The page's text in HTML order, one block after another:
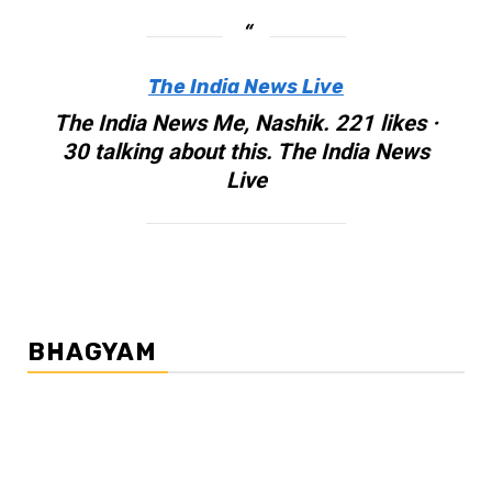
The India News Live
The India News Me, Nashik. 221 likes ·
30 talking about this. The India News
Live
BHAGYAM